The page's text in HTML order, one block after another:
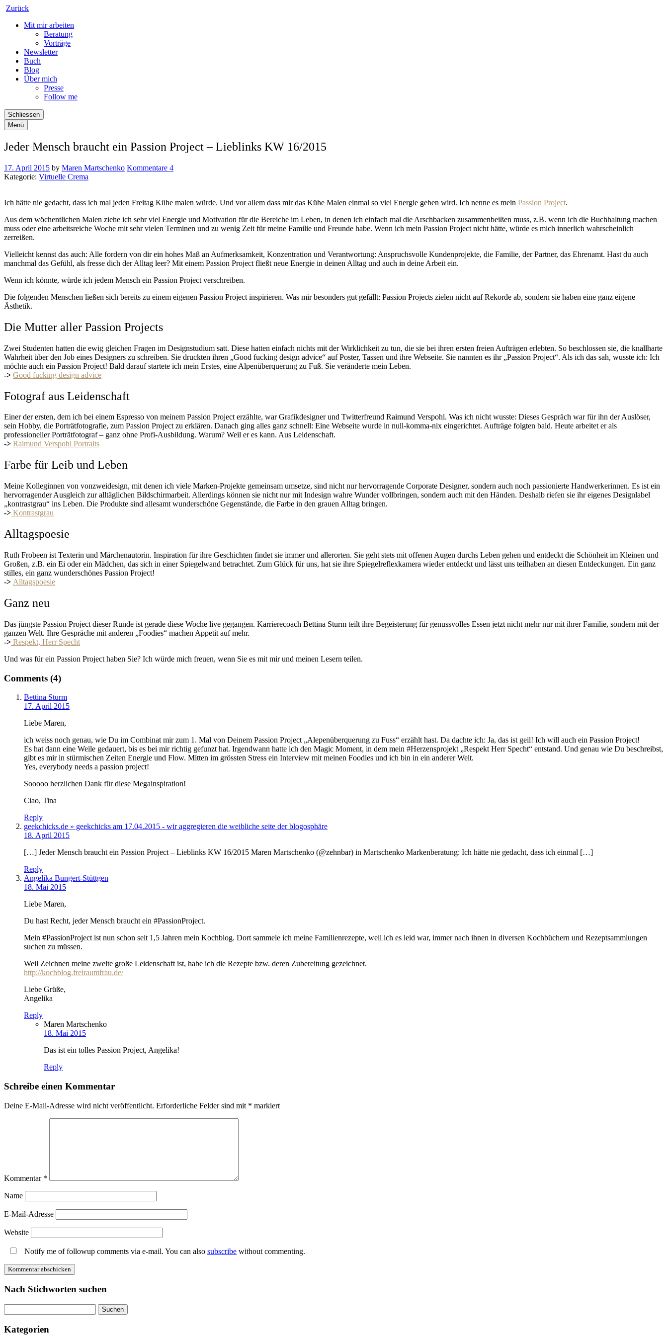
Zurück
Mit mir arbeiten
Beratung
Vorträge
Newsletter
Buch
Blog
Über mich
Presse
Follow me
Schliessen
Menü
Jeder Mensch braucht ein Passion Project – Lieblinks KW 16/2015
17. April 2015 by Maren Martschenko Kommentare 4
Kategorie: Virtuelle Crema
Ich hätte nie gedacht, dass ich mal jeden Freitag Kühe malen würde. Und vor allem dass mir das Kühe Malen einmal so viel Energie geben wird. Ich nenne es mein Passion Project.
Aus dem wöchentlichen Malen ziehe ich sehr viel Energie und Motivation für die Bereiche im Leben, in denen ich einfach mal die Arschbacken zusammenbeißen muss, z.B. wenn ich die Buchhaltung machen
muss oder eine arbeitsreiche Woche mit sehr vielen Terminen und zu wenig Zeit für meine Familie und Freunde habe. Wenn ich mein Passion Project nicht hätte, würde es mich innerlich wahrscheinlich
zerreißen.
Vielleicht kennst das auch: Alle fordern von dir ein hohes Maß an Aufmerksamkeit, Konzentration und Verantwortung: Anspruchsvolle Kundenprojekte, die Familie, der Partner, das Ehrenamt. Hast du auch
manchmal das Gefühl, als fresse dich der Alltag leer? Mit einem Passion Project fließt neue Energie in deinen Alltag und auch in deine Arbeit ein.
Wenn ich könnte, würde ich jedem Mensch ein Passion Project verschreiben.
Die folgenden Menschen ließen sich bereits zu einem eigenen Passion Project inspirieren. Was mir besonders gut gefällt: Passion Projects zielen nicht auf Rekorde ab, sondern sie haben eine ganz eigene
Ästhetik.
Die Mutter aller Passion Projects
Zwei Studenten hatten die ewig gleichen Fragen im Designstudium satt. Diese hatten einfach nichts mit der Wirklichkeit zu tun, die sie bei ihren ersten freien Aufträgen erlebten. So beschlossen sie, die knallharte
Wahrheit über den Job eines Designers zu schreiben. Sie druckten ihren „Good fucking design advice“ auf Poster, Tassen und ihre Webseite. Sie nannten es ihr „Passion Project“. Als ich das sah, wusste ich: Ich
möchte auch ein Passion Project! Bald darauf startete ich mein Erstes, eine Alpenüberquerung zu Fuß. Sie veränderte mein Leben.
-> Good fucking design advice
Fotograf aus Leidenschaft
Einer der ersten, dem ich bei einem Espresso von meinem Passion Project erzählte, war Grafikdesigner und Twitterfreund Raimund Verspohl. Was ich nicht wusste: Dieses Gespräch war für ihn der Auslöser,
sein Hobby, die Porträtfotografie, zum Passion Project zu erklären. Danach ging alles ganz schnell: Eine Webseite wurde in null-komma-nix eingerichtet. Aufträge folgten bald. Heute arbeitet er als
professioneller Porträtfotograf – ganz ohne Profi-Ausbildung. Warum? Weil er es kann. Aus Leidenschaft.
-> Raimund Verspohl Portraits
Farbe für Leib und Leben
Meine Kolleginnen von vonzweidesign, mit denen ich viele Marken-Projekte gemeinsam umsetze, sind nicht nur hervorragende Corporate Designer, sondern auch noch passionierte Handwerkerinnen. Es ist ein
hervorragender Ausgleich zur alltäglichen Bildschirmarbeit. Allerdings können sie nicht nur mit Indesign wahre Wunder vollbringen, sondern auch mit den Händen. Deshalb riefen sie ihr eigenes Designlabel
„kontrastgrau“ ins Leben. Die Produkte sind allesamt wunderschöne Gegenstände, die Farbe in den grauen Alltag bringen.
-> Kontrastgrau
Alltagspoesie
Ruth Frobeen ist Texterin und Märchenautorin. Inspiration für ihre Geschichten findet sie immer und allerorten. Sie geht stets mit offenen Augen durchs Leben gehen und entdeckt die Schönheit im Kleinen und
Großen, z.B. ein Ei oder ein Mädchen, das sich in einer Spiegelwand betrachtet. Zum Glück für uns, hat sie ihre Spiegelreflexkamera wieder entdeckt und lässt uns teilhaben an diesen Entdeckungen. Ein ganz
stilles, ein ganz wunderschönes Passion Project!
-> Alltagspoesie
Ganz neu
Das jüngste Passion Project dieser Runde ist gerade diese Woche live gegangen. Karrierecoach Bettina Sturm teilt ihre Begeisterung für genussvolles Essen jetzt nicht mehr nur mit ihrer Familie, sondern mit der
ganzen Welt. Ihre Gespräche mit anderen „Foodies“ machen Appetit auf mehr.
-> Respekt, Herr Specht
Und was für ein Passion Project haben Sie? Ich würde mich freuen, wenn Sie es mit mir und meinen Lesern teilen.
Comments (4)
Bettina Sturm
17. April 2015
Liebe Maren,
ich weiss noch genau, wie Du im Combinat mir zum 1. Mal von Deinem Passion Project „Alepenüberquerung zu Fuss“ erzählt hast. Da dachte ich: Ja, das ist geil! Ich will auch ein Passion Project!
Es hat dann eine Weile gedauert, bis es bei mir richtig gefunzt hat. Irgendwann hatte ich den Magic Moment, in dem mein #Herzensprojekt „Respekt Herr Specht“ entstand. Und genau wie Du beschreibst,
gibt es mir in stürmischen Zeiten Energie und Flow. Mitten im grössten Stress ein Interview mit meinen Foodies und ich bin in ein anderer Welt.
Yes, everybody needs a passion project!
Sooooo herzlichen Dank für diese Megainspiration!
Ciao, Tina
Reply
geekchicks.de » geekchicks am 17.04.2015 - wir aggregieren die weibliche seite der blogosphäre
18. April 2015
[…] Jeder Mensch braucht ein Passion Project – Lieblinks KW 16/2015 Maren Martschenko (@zehnbar) in Martschenko Markenberatung: Ich hätte nie gedacht, dass ich einmal […]
Reply
Angelika Bungert-Stüttgen
18. Mai 2015
Liebe Maren,
Du hast Recht, jeder Mensch braucht ein #PassionProject.
Mein #PassionProject ist nun schon seit 1,5 Jahren mein Kochblog. Dort sammele ich meine Familienrezepte, weil ich es leid war, immer nach ihnen in diversen Kochbüchern und Rezeptsammlungen
suchen zu müssen.
Weil Zeichnen meine zweite große Leidenschaft ist, habe ich die Rezepte bzw. deren Zubereitung gezeichnet.
http://kochblog.freiraumfrau.de/
Liebe Grüße,
Angelika
Reply
Maren Martschenko
18. Mai 2015
Das ist ein tolles Passion Project, Angelika!
Reply
Schreibe einen Kommentar
Deine E-Mail-Adresse wird nicht veröffentlicht. Erforderliche Felder sind mit * markiert
Kommentar *
Name
E-Mail-Adresse
Website
Notify me of followup comments via e-mail. You can also subscribe without commenting.
Nach Stichworten suchen
Kategorien